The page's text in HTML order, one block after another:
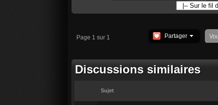
Page 1 sur 1 Partager
Discussions similaires
Sujet